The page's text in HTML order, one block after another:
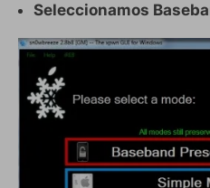
Seleccionamos